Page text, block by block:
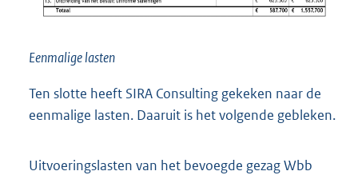
Eenmalige lasten
Ten slotte heeft SIRA Consulting gekeken naar de
eenmalige lasten. Daaruit is het volgende gebleken.
Uitvoeringslasten van het bevoegde gezag Wbb